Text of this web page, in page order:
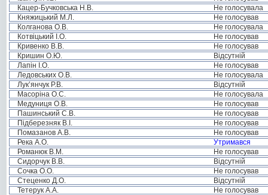
Кацер-Бучковська Н.В.
Не голосувала
Княжицький М.Л.
Не голосував
Колганова О.В.
Не голосувала
Котвіцький І.О.
Не голосував
Кривенко В.В.
Не голосував
Кришин О.Ю.
Відсутній
Лапін І.О.
Не голосував
Ледовських О.В.
Не голосувала
Лук’янчук Р.В.
Відсутній
Масоріна О.С.
Не голосувала
Медуниця О.В.
Не голосував
Пашинський С.В.
Не голосував
Підберезняк В.І.
Не голосував
Помазанов А.В.
Не голосував
Река А.О.
Утримався
Романюк В.М.
Не голосував
Сидорчук В.В.
Відсутній
Сочка О.О.
Не голосував
Стеценко Д.О.
Відсутній
Тетерук А.А.
Не голосував